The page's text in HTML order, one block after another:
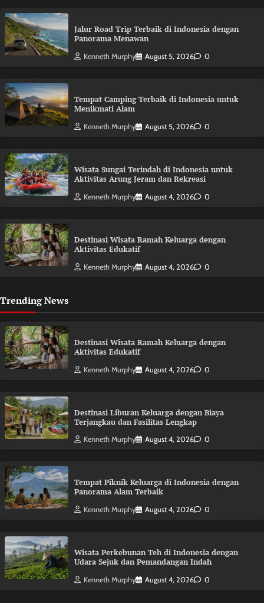
Jalur Road Trip Terbaik di Indonesia dengan
Panorama Menawan
Kenneth Murphy August 5, 2026 0
Tempat Camping Terbaik di Indonesia untuk
Menikmati Alam
Kenneth Murphy August 5, 2026 0
Wisata Sungai Terindah di Indonesia untuk
Aktivitas Arung Jeram dan Rekreasi
Kenneth Murphy August 4, 2026 0
Destinasi Wisata Ramah Keluarga dengan
Aktivitas Edukatif
Kenneth Murphy August 4, 2026 0
Trending News
Destinasi Wisata Ramah Keluarga dengan
Aktivitas Edukatif
Kenneth Murphy August 4, 2026 0
Destinasi Liburan Keluarga dengan Biaya
Terjangkau dan Fasilitas Lengkap
Kenneth Murphy August 4, 2026 0
Tempat Piknik Keluarga di Indonesia dengan
Panorama Alam Terbaik
Kenneth Murphy August 4, 2026 0
Wisata Perkebunan Teh di Indonesia dengan
Udara Sejuk dan Pemandangan Indah
Kenneth Murphy August 4, 2026 0